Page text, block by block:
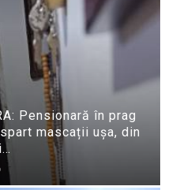
Pensionară în prag
mascații ușa, din